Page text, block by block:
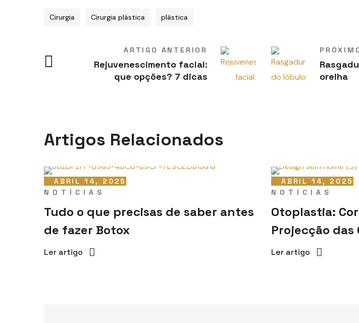
Cirurgia Cirurgia plástica plástica
ARTIGO ANTERIOR
Rejuvenescimento facial:
que opções? 7 dicas
orelha
Artigos Relacionados
ABRIL 14, 2025
NOTÍCIAS
Tudo o que precisas de saber antes
de fazer Botox
Ler artigo
ABRIL 14, 2025
NOTÍCIAS
Otoplastia:
Projecção das
Ler artigo